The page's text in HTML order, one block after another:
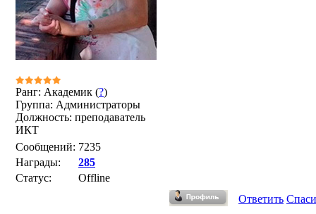
Ранг: Академик (?)
Группа: Администраторы
Должность: преподаватель
ИКТ
Сообщений: 7235
Награды:
285
Статус:
Offline
Ответить